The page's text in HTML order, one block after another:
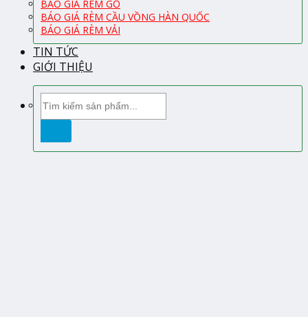
BÁO GIÁ RÈM GỖ
BÁO GIÁ RÈM CẦU VỒNG HÀN QUỐC
BÁO GIÁ RÈM VẢI
TIN TỨC
GIỚI THIỆU
kiếm: